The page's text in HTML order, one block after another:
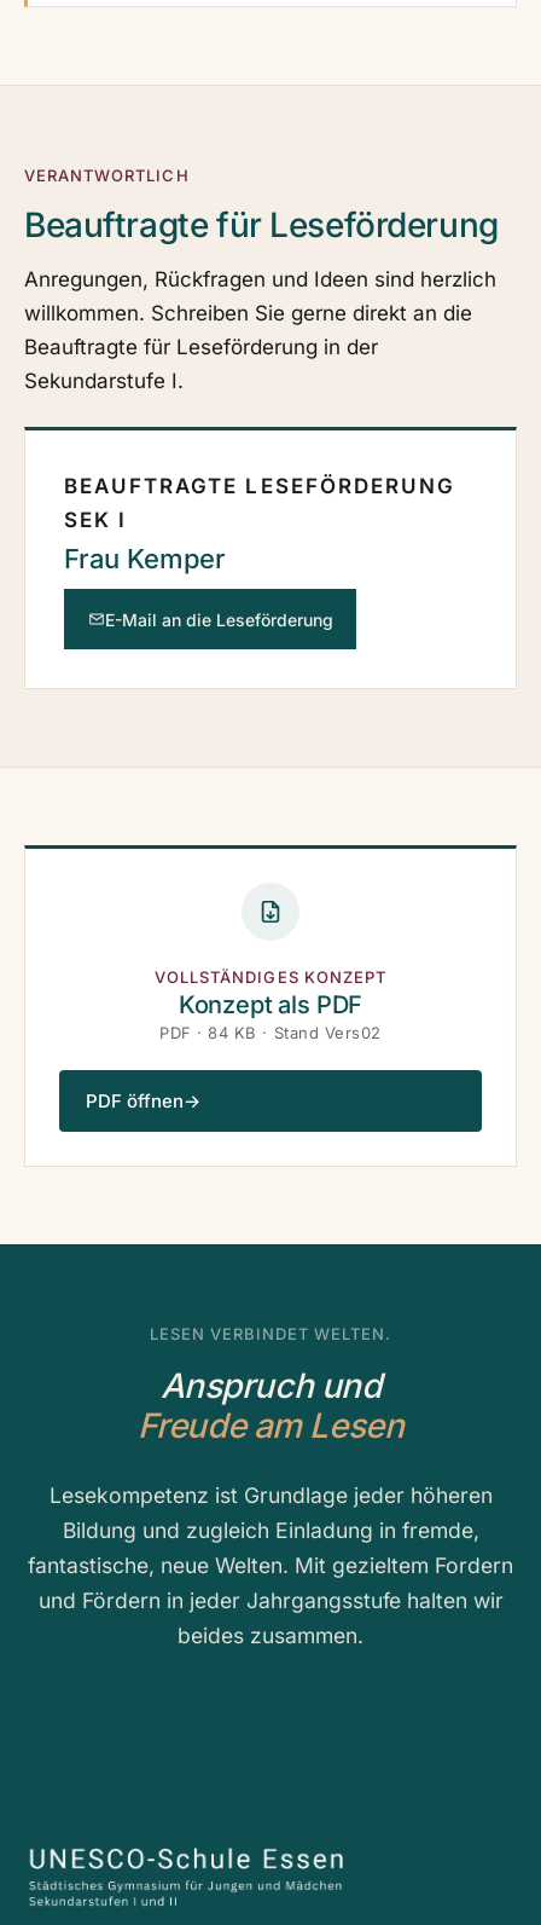
VERANTWORTLICH
Beauftragte für Leseförderung
Anregungen, Rückfragen und Ideen sind herzlich
willkommen. Schreiben Sie gerne direkt an die
Beauftragte für Leseförderung in der
Sekundarstufe I.
BEAUFTRAGTE LESEFÖRDERUNG
SEK I
Frau Kemper
E-Mail an die Leseförderung
VOLLSTÄNDIGES KONZEPT
Konzept als PDF
PDF · 84 KB · Stand Vers02
PDF öffnen→
LESEN VERBINDET WELTEN.
Anspruch und
Freude am Lesen
Lesekompetenz ist Grundlage jeder höheren
Bildung und zugleich Einladung in fremde,
fantastische, neue Welten. Mit gezieltem Fordern
und Fördern in jeder Jahrgangsstufe halten wir
beides zusammen.